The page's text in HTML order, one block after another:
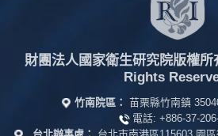
財團法人國家衛生研究院版權所
Rights
竹南院區： 苗栗縣竹南鎮
電話: +886-37-